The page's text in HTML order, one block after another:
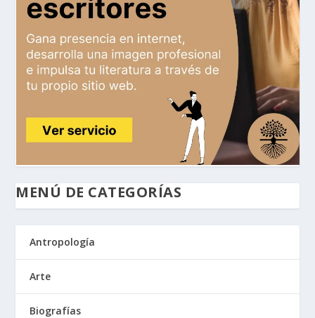
MENÚ DE CATEGORÍAS
Antropología
Arte
Biografías